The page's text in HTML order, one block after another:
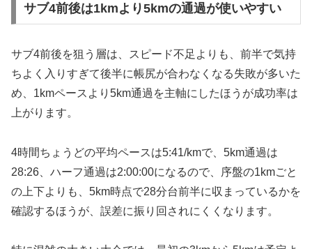
サブ4前後は1kmより5kmの通過が使いやすい
サブ4前後を狙う層は、スピード不足よりも、前半で気持
ちよく入りすぎて後半に帳尻が合わなくなる失敗が多いた
め、1kmペースより5km通過を主軸にしたほうが成功率は
上がります。
4時間ちょうどの平均ペースは5:41/kmで、5km通過は
28:26、ハーフ通過は2:00:00になるので、序盤の1kmごと
の上下よりも、5km時点で28分台前半に収まっているかを
確認するほうが、誤差に振り回されにくくなります。